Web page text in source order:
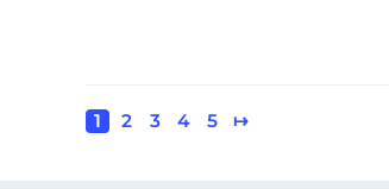
Нумерация
Текущая
1 Page
2 Page
3 Page
4 Page
5
Следующая
↦